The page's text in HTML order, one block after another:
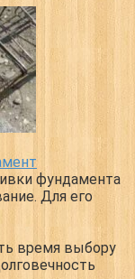
фундамента
Для его
время выбору